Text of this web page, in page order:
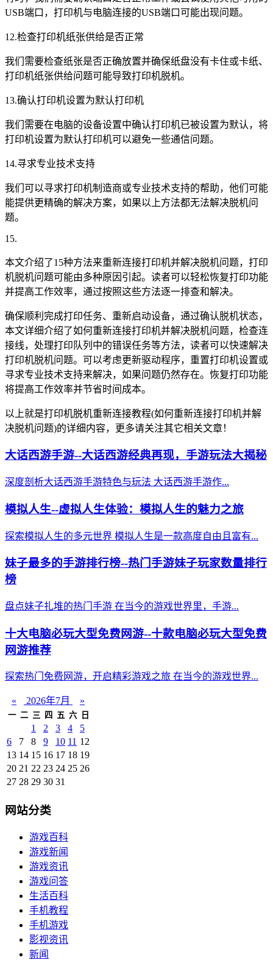
USB端口，打印机与电脑连接的USB端口可能出现问题。
12.检查打印机纸张供给是否正常
我们需要检查纸张是否正确放置并确保纸盘没有卡住或卡纸、
打印机纸张供给问题可能导致打印机脱机。
13.确认打印机设置为默认打印机
我们需要在电脑的设备设置中确认打印机已被设置为默认，将
打印机设置为默认打印机可以避免一些通信问题。
14.寻求专业技术支持
我们可以寻求打印机制造商或专业技术支持的帮助，他们可能
能提供更精确的解决方案，如果以上方法都无法解决脱机问
题。
15.
本文介绍了15种方法来重新连接打印机并解决脱机问题，打印
机脱机问题可能由多种原因引起。读者可以轻松恢复打印功能
并提高工作效率，通过按照这些方法逐一排查和解决。
确保顺利完成打印任务、重新启动设备，通过确认脱机状态，
本文详细介绍了如何重新连接打印机并解决脱机问题，检查连
接线，处理打印队列中的错误任务等方法，读者可以快速解决
打印机脱机问题。可以考虑更新驱动程序，重置打印机设置或
寻求专业技术支持来解决，如果问题仍然存在。恢复打印功能
将提高工作效率并节省时间成本。
以上就是打印机脱机重新连接教程(如何重新连接打印机并解
决脱机问题)的详细内容，更多请关注其它相关文章！
大话西游手游--大话西游经典再现，手游玩法大揭秘
深度剖析大话西游手游特色与玩法 大话西游手游作...
模拟人生--虚拟人生体验：模拟人生的魅力之旅
探索模拟人生的多元世界 模拟人生是一款高度自由且富有...
妹子最多的手游排行榜--热门手游妹子玩家数量排行
榜
盘点妹子扎堆的热门手游 在当今的游戏世界里，手游...
十大电脑必玩大型免费网游--十款电脑必玩大型免费
网游推荐
探索热门免费网游，开启精彩游戏之旅 在当今的游戏世界...
« 2026年7月 »
一 二 三 四 五 六 日
1 2 3 4
5
6
7 8 9 10 11 12
13 14 15 16 17 18 19
20 21 22 23 24 25 26
27 28 29 30 31
网站分类
游戏百科
游戏新闻
游戏资讯
游戏问答
生活百科
手机教程
手机游戏
影视资讯
新闻